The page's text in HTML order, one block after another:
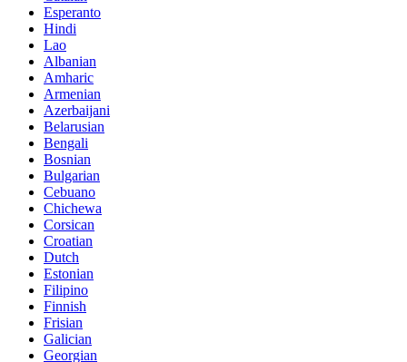
Esperanto
Hindi
Lao
Albanian
Amharic
Armenian
Azerbaijani
Belarusian
Bengali
Bosnian
Bulgarian
Cebuano
Chichewa
Corsican
Croatian
Dutch
Estonian
Filipino
Finnish
Frisian
Galician
Georgian